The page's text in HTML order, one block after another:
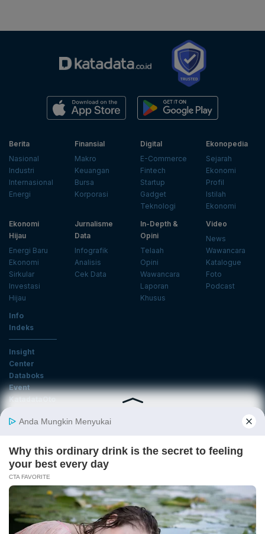
Berita
Nasional
Industri
Internasional
Energi
Finansial
Makro
Keuangan
Bursa
Korporasi
Digital
E-Commerce
Fintech
Startup
Gadget
Teknologi
Ekonopedia
Sejarah
Ekonomi
Profil
Istilah
Ekonomi
Ekonomi
Hijau
Energi Baru
Ekonomi
Sirkular
Investasi
Hijau
Jurnalisme
Data
Infografik
Analisis
Cek Data
In-Depth &
Opini
Telaah
Opini
Wawancara
Laporan
Khusus
Video
News
Wawancara
Katalogue
Foto
Podcast
Info
Indeks
Insight
Center
Databoks
Event
KatadataOto
Email
Daftar